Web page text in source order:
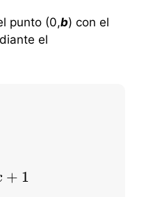
punto (0,b) con el
el
+ 1
+1